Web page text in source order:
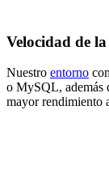
Velocidad de
Nuestro entorno
o MySQL, además
mayor rendimiento